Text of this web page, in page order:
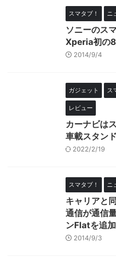
スマタブ！ ニ
ソニーのス
Xperia初の8
2014/9/4
ガジェット ス
レビュー
カーナビは
車載スタン
2022/2/19
スマタブ！ ニ
キャリアと
通信が通信
ンFlatを追加
2014/9/3